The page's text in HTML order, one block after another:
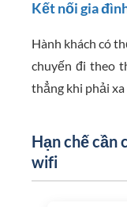
Kết nối gia
Hành khách có
chuyến đi theo
thẳng khi phải xa
Hạn chế cần
wifi